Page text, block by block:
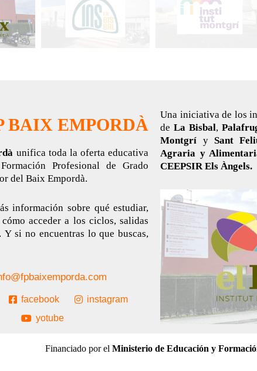
BAIX EMPORDÀ
unifica toda la oferta educativa
Profesional de Grado
del Baix Empordà.
información sobre qué estudiar,
acceder a los ciclos, salidas
si no encuentras lo que buscas,
facebook
instagram
yotube
Una iniciativa de los
deLa Bisbal,
Montgrí y Sant
Agraria y
CEEPSIR Els Àngels.
Financiado por el Ministerio de Educación y